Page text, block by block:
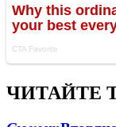
ЧИТАЙТЕ